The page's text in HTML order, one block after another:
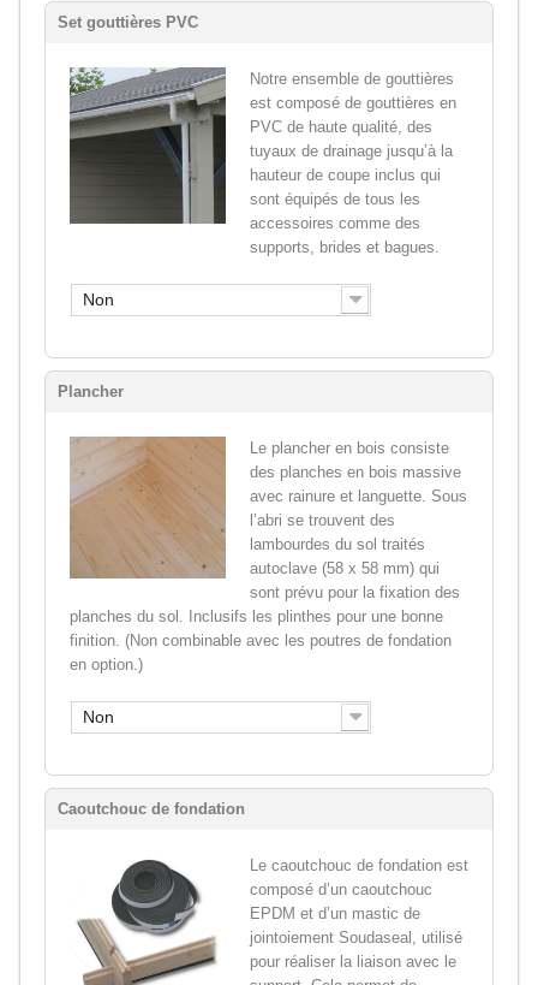
Set gouttières PVC
Notre ensemble de gouttières
est composé de gouttières en
PVC de haute qualité, des
tuyaux de drainage jusqu’à la
hauteur de coupe inclus qui
sont équipés de tous les
accessoires comme des
supports, brides et bagues.
Non
Plancher
Le plancher en bois consiste
des planches en bois massive
avec rainure et languette. Sous
l’abri se trouvent des
lambourdes du sol traités
autoclave (58 x 58 mm) qui
sont prévu pour la fixation des
planches du sol. Inclusifs les plinthes pour une bonne
finition. (Non combinable avec les poutres de fondation
en option.)
Non
Caoutchouc de fondation
Le caoutchouc de fondation est
composé d’un caoutchouc
EPDM et d’un mastic de
jointoiement Soudaseal, utilisé
pour réaliser la liaison avec le